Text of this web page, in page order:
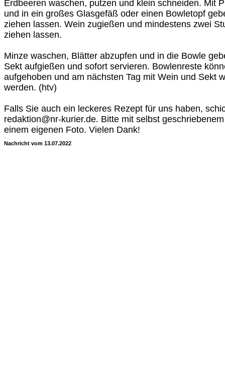
Erdbeeren waschen, putzen und klein schneiden. Mit
und in ein großes Glasgefäß oder einen Bowletopf
ziehen lassen. Wein zugießen und mindestens zwei
ziehen lassen.
Minze waschen, Blätter abzupfen und in die Bowle
Sekt aufgießen und sofort servieren. Bowlenreste
aufgehoben und am nächsten Tag mit Wein und Sekt
werden. (htv)
Falls Sie auch ein leckeres Rezept für uns haben,
redaktion@nr-kurier.de. Bitte mit selbst
einem eigenen Foto. Vielen Dank!
Nachricht vom 13.07.2022